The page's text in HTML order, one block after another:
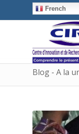
French
Blog - A la